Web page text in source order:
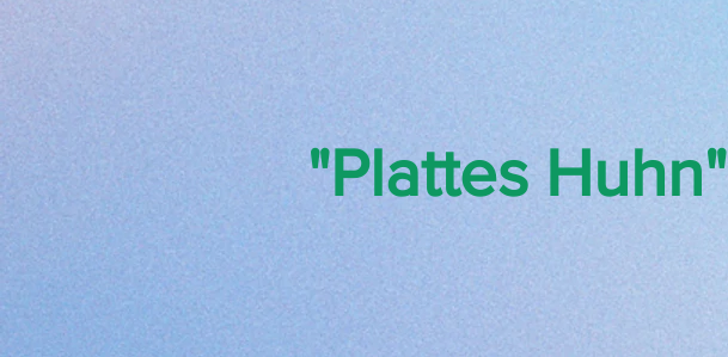
"Plattes Huhn"